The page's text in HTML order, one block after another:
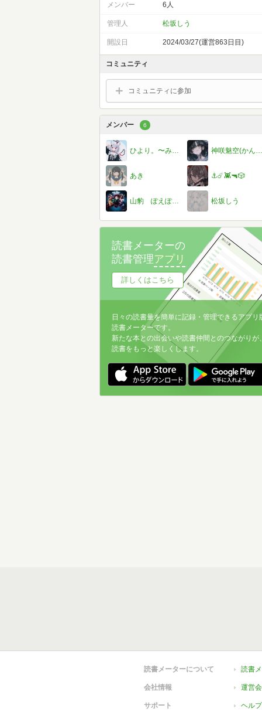
メンバー 6人
管理人 松坂しう
開設日 2024/03/27(運営863日目)
コミュニティ
コミュニティに参加
メンバー 6
ひより。〜みう。さんとペア画中♡ 神咲魅空(かんさきみく)
あき ⚓️☄️👾🔫🎲
山豹 ぽえぽえ。。と交際中 松坂しう
読書メーターの
読書管理アプリ
詳しくはこちら
日々の読書量を簡単に記録・管理できるアプリ
読書メーターです。
新たな本との出会いや読書仲間とのつながりが
読書をもっと楽しくします。
読書メーターについて 読書
会社情報 運営
サポート ヘルプ